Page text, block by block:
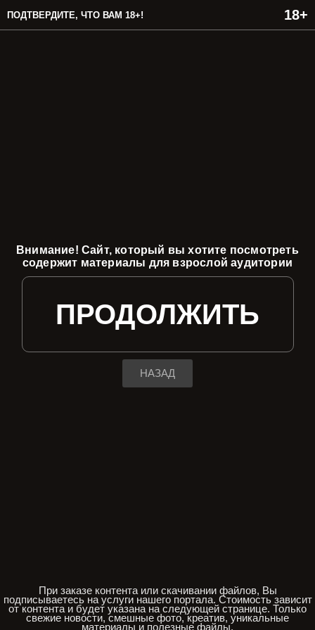
ПОДТВЕРДИТЕ, ЧТО ВАМ 18+!
Внимание! Сайт, который вы хотите посмотреть
содержит материалы для взрослой аудитории
ПРОДОЛЖИТЬ
НАЗАД
При заказе контента или скачивании файлов, Вы
подписываетесь на услуги нашего портала. Стоимость зависит
от контента и будет указана на следующей странице. Только
свежие новости, смешные фото, креатив, уникальные
материалы и полезные файлы.